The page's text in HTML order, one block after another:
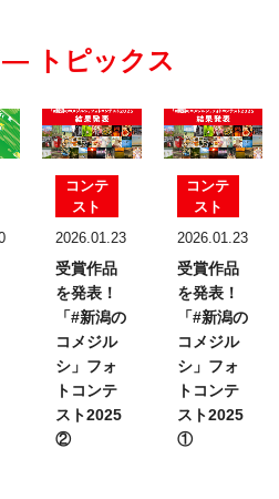
— トピックス
コンテ
スト
2026.01.23
受賞作品
を発表！
「#新潟の
コメジル
シ」フォ
トコンテ
スト2025
②
コンテ
スト
2026.01.23
受賞作品
を発表！
「#新潟の
コメジル
シ」フォ
トコンテ
スト2025
①